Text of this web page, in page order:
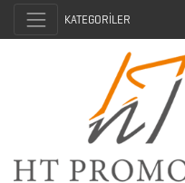
KATEGORİLER